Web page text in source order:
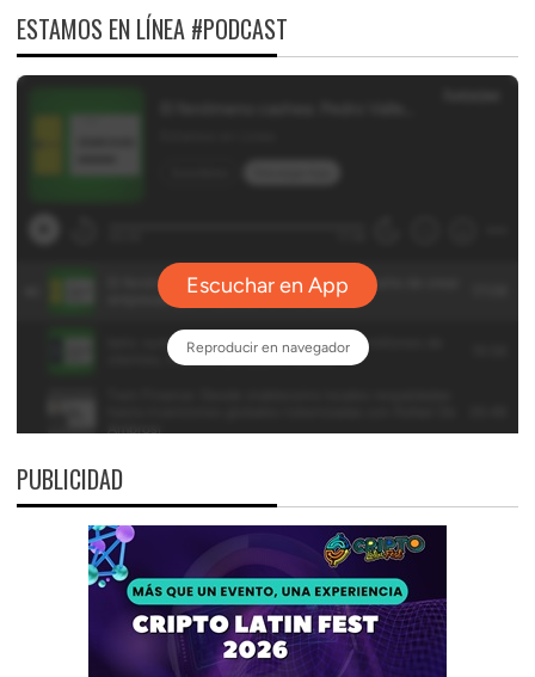
ESTAMOS EN LÍNEA #PODCAST
PUBLICIDAD